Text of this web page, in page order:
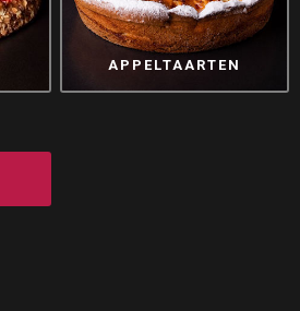
APPELTAARTEN